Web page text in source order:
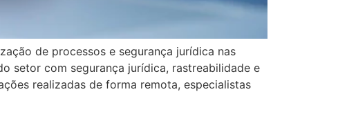
de processos e segurança jurídica nas
setor com segurança jurídica, rastreabilidade e
realizadas de forma remota, especialistas